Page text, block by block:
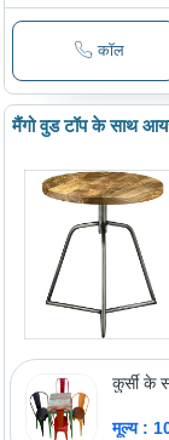
कॉल
मैंगो वुड टॉप के साथ
कुर्सी के
मूल्य :